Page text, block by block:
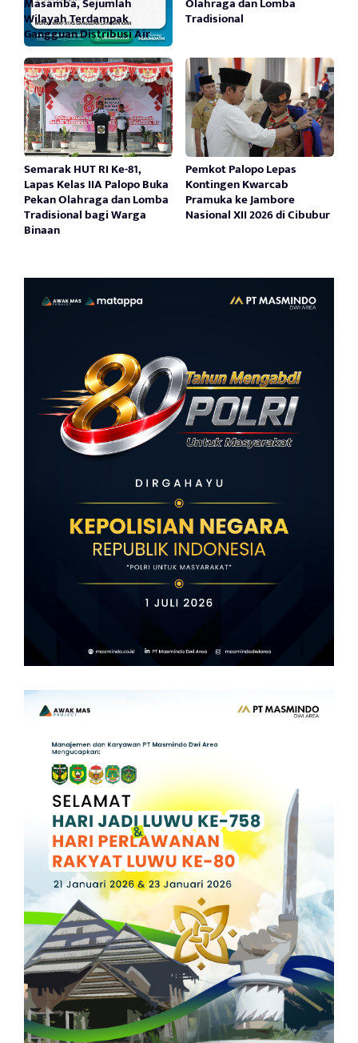
Wilayah Terdampak
Gangguan Distribusi Air
Tradisional
Semarak HUT RI Ke-81,
Lapas Kelas IIA Palopo Buka
Pekan Olahraga dan Lomba
Tradisional bagi Warga
Binaan
Pemkot Palopo Lepas
Kontingen Kwarcab
Pramuka ke Jambore
Nasional XII 2026 di Cibubur